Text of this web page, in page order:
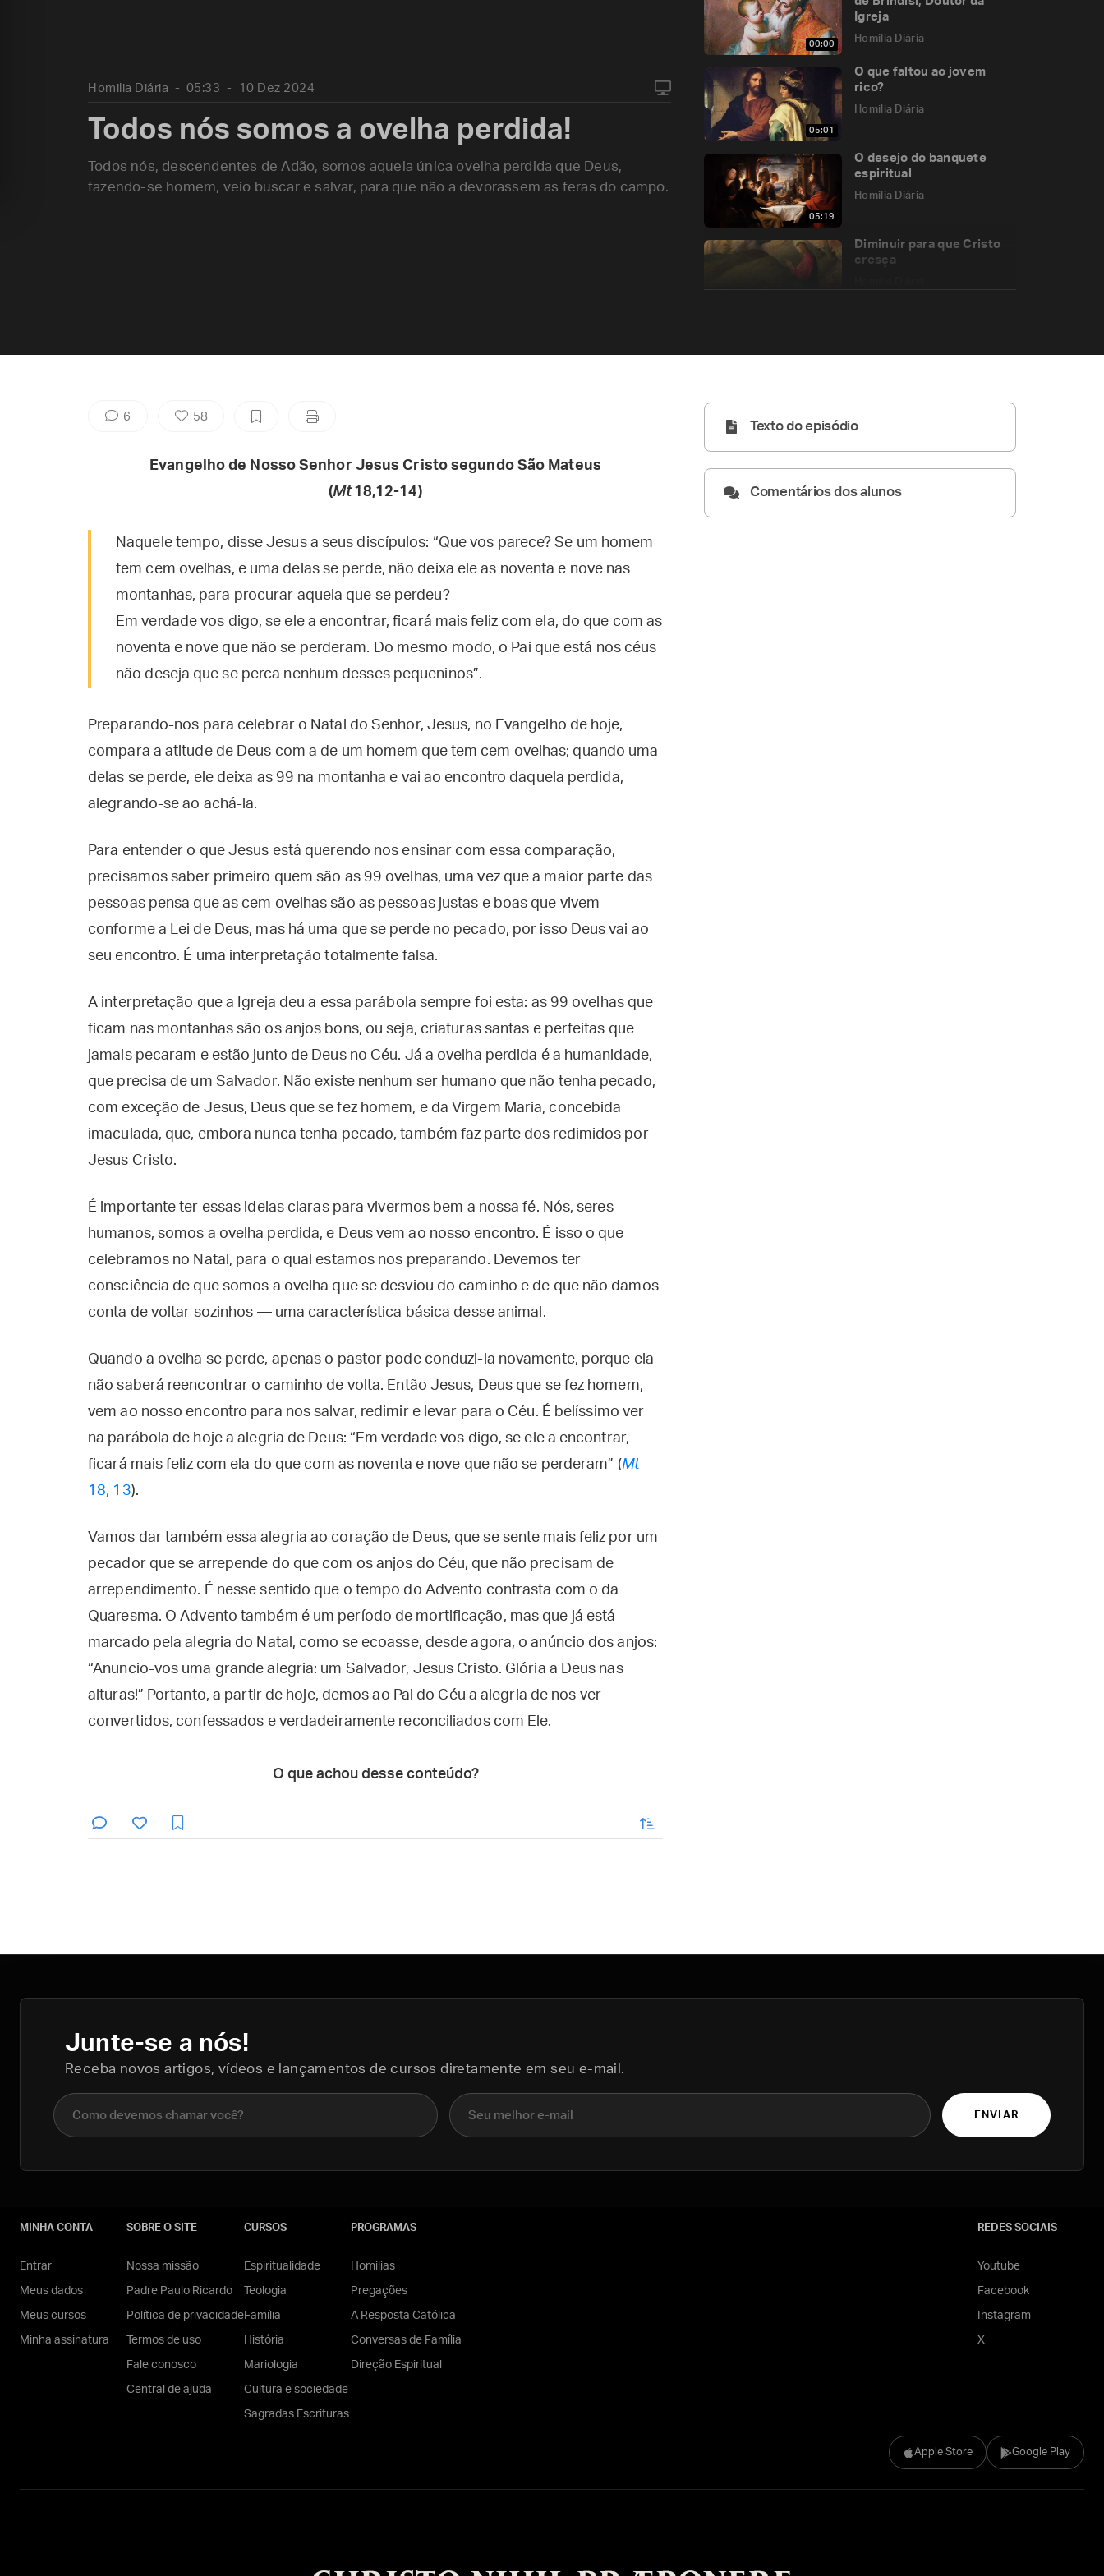
00:00
Igreja
Homilia Diária
05:01
O que faltou ao jovem
rico?
Homilia Diária
05:19
O desejo do banquete
espiritual
Homilia Diária
Diminuir para que Cristo
cresça
Homilia Diária 05:33 10 Dez 2024
Todos nós somos a ovelha perdida!
Todos nós, descendentes de Adão, somos aquela única ovelha perdida que Deus,
fazendo-se homem, veio buscar e salvar, para que não a devorassem as feras do campo.
6 58
Evangelho de Nosso Senhor Jesus Cristo segundo São Mateus
(Mt18,12-14)
Naquele tempo, disse Jesus a seus discípulos: “Que vos parece? Se um homem
tem cem ovelhas, e uma delas se perde, não deixa ele as noventa e nove nas
montanhas, para procurar aquela que se perdeu?
Em verdade vos digo, se ele a encontrar, ficará mais feliz com ela, do que com as
noventa e nove que não se perderam. Do mesmo modo, o Pai que está nos céus
não deseja que se perca nenhum desses pequeninos”.
Preparando-nos para celebrar o Natal do Senhor, Jesus, no Evangelho de hoje,
compara a atitude de Deus com a de um homem que tem cem ovelhas; quando uma
delas se perde, ele deixa as 99 na montanha e vai ao encontro daquela perdida,
alegrando-se ao achá-la.
Para entender o que Jesus está querendo nos ensinar com essa comparação,
precisamos saber primeiro quem são as 99 ovelhas, uma vez que a maior parte das
pessoas pensa que as cem ovelhas são as pessoas justas e boas que vivem
conforme a Lei de Deus, mas há uma que se perde no pecado, por isso Deus vai ao
seu encontro. É uma interpretação totalmente falsa.
A interpretação que a Igreja deu a essa parábola sempre foi esta: as 99 ovelhas que
ficam nas montanhas são os anjos bons, ou seja, criaturas santas e perfeitas que
jamais pecaram e estão junto de Deus no Céu. Já a ovelha perdida é a humanidade,
que precisa de um Salvador. Não existe nenhum ser humano que não tenha pecado,
com exceção de Jesus, Deus que se fez homem, e da Virgem Maria, concebida
imaculada, que, embora nunca tenha pecado, também faz parte dos redimidos por
Jesus Cristo.
É importante ter essas ideias claras para vivermos bem a nossa fé. Nós, seres
humanos, somos a ovelha perdida, e Deus vem ao nosso encontro. É isso o que
celebramos no Natal, para o qual estamos nos preparando. Devemos ter
consciência de que somos a ovelha que se desviou do caminho e de que não damos
conta de voltar sozinhos — uma característica básica desse animal.
Quando a ovelha se perde, apenas o pastor pode conduzi-la novamente, porque ela
não saberá reencontrar o caminho de volta. Então Jesus, Deus que se fez homem,
vem ao nosso encontro para nos salvar, redimir e levar para o Céu. É belíssimo ver
na parábola de hoje a alegria de Deus: “Em verdade vos digo, se ele a encontrar,
ficará mais feliz com ela do que com as noventa e nove que não se perderam” (Mt
18, 13).
Vamos dar também essa alegria ao coração de Deus, que se sente mais feliz por um
pecador que se arrepende do que com os anjos do Céu, que não precisam de
arrependimento. É nesse sentido que o tempo do Advento contrasta com o da
Quaresma. O Advento também é um período de mortificação, mas que já está
marcado pela alegria do Natal, como se ecoasse, desde agora, o anúncio dos anjos:
“Anuncio-vos uma grande alegria: um Salvador, Jesus Cristo. Glória a Deus nas
alturas!” Portanto, a partir de hoje, demos ao Pai do Céu a alegria de nos ver
convertidos, confessados e verdadeiramente reconciliados com Ele.
O que achou desse conteúdo?
enviar
Texto do episódio
Comentários dos alunos
Junte-se a nós!
Receba novos artigos, vídeos e lançamentos de cursos diretamente em seu e-mail.
Nome completo E-mail
ENVIAR
Apple Store Google Play
MINHA CONTA
Entrar
Meus dados
Meus cursos
Minha assinatura
SOBRE O SITE
Nossa missão
Padre Paulo Ricardo
Política de privacidade
Termos de uso
Fale conosco
Central de ajuda
CURSOS
Espiritualidade
Teologia
Família
História
Mariologia
Cultura e sociedade
Sagradas Escrituras
PROGRAMAS
Homilias
Pregações
A Resposta Católica
Conversas de Família
Direção Espiritual
REDES SOCIAIS
Youtube
Facebook
Instagram
X